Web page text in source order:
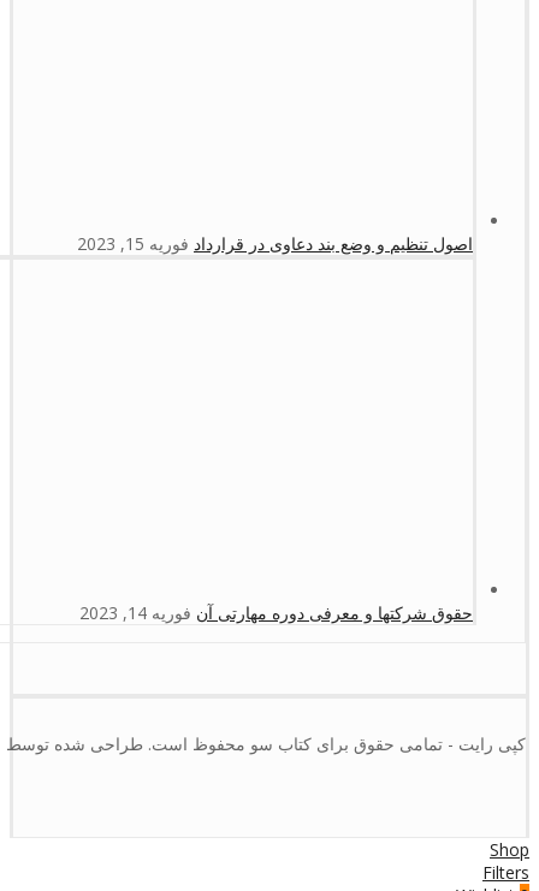
اصول تنظیم و وضع بند دعاوی در قرارداد فوریه 15, 2023
حقوق شرکتها و معرفی دوره مهارتی آن فوریه 14, 2023
کپی رایت - تمامی حقوق برای کتاب سو محفوظ است. طراحی شده
Shop
Filters